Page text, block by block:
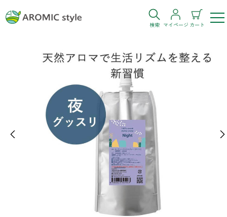
検索 マイページ カート
ログイン 新規会員登録
お気に入り 購入履歴
お部屋・シーン
トイレ空間を快適にしたい
目的・お悩み